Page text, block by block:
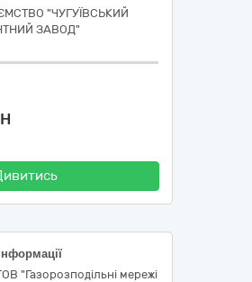
"ЧУГУЇВСЬКИЙ
ЗАВОД"
"Газорозподільні мережі